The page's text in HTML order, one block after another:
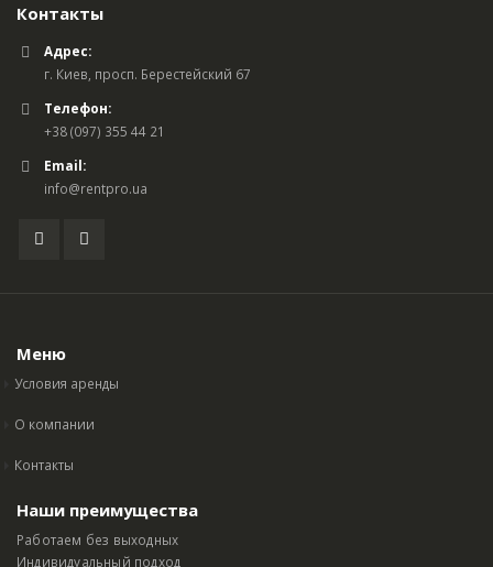
Контакты
Адрес:
г. Киев, просп. Берестейский 67
Телефон:
+38 (097) 355 44 21
Email:
info@rentpro.ua
Меню
Условия аренды
О компании
Контакты
Наши преимущества
Работаем без выходных
Индивидуальный подход